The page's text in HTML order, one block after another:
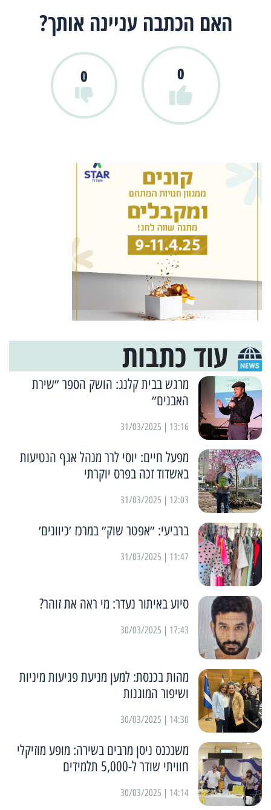
האם הכתבה עניינה אותך?
0
0
עוד כתבות
מרגש בבית קלנג: הושק הספר ״שירת
האבנים״
13:16 | 31/03/2025
מפעל חיים: יוסי לרר מנהל אגף הנטיעות
באשדוד זכה בפרס יוקרתי
12:03 | 31/03/2025
ברביעי: ״אפטר שוק״ במרכז ׳כיוונים׳
11:47 | 31/03/2025
סיוע באיתור נעדר: מי ראה את זוהר?
17:43 | 30/03/2025
מהות בכנסת: למען מניעת פגיעות מיניות
ושיפור המוגנות
14:30 | 30/03/2025
משנכנס ניסן מרבים בשירה: מופע מוזיקלי
חוויתי שודר ל-5,000 תלמידים
14:14 | 30/03/2025